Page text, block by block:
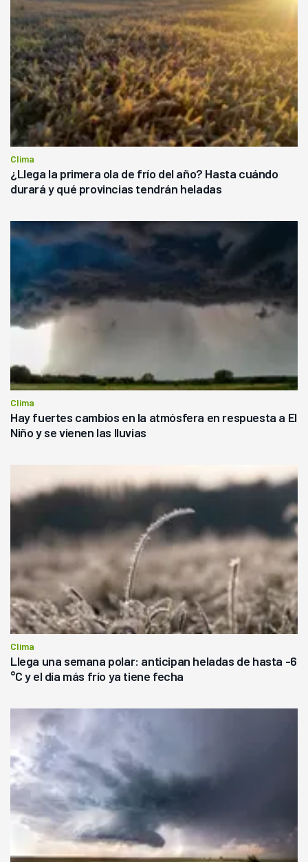
Clima
¿Llega la primera ola de frío del año? Hasta cuándo
durará y qué provincias tendrán heladas
Clima
Hay fuertes cambios en la atmósfera en respuesta a El
Niño y se vienen las lluvias
Clima
Llega una semana polar: anticipan heladas de hasta -6
°C y el día más frío ya tiene fecha